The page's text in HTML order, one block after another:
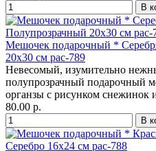
В
Мешочек подарочный *
20х30 см pac-789
Невесомый, изумительно
полупрозрачный подарочный
органзы с рисунком снежинок
80.00 р.
В